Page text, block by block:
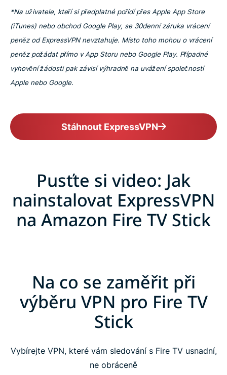
*Na uživatele, kteří si předplatné pořídí přes Apple App Store
(iTunes) nebo obchod Google Play, se 30denní záruka vrácení
peněz od ExpressVPN nevztahuje. Místo toho mohou o vrácení
peněz požádat přímo v App Storu nebo Google Play. Případné
vyhovění žádosti pak závisí výhradně na uvážení společností
Apple nebo Google.
Stáhnout ExpressVPN
Pusťte si video: Jak
nainstalovat ExpressVPN
na Amazon Fire TV Stick
Na co se zaměřit při
výběru VPN pro Fire TV
Stick
Vybírejte VPN, které vám sledování s Fire TV usnadní,
ne obráceně